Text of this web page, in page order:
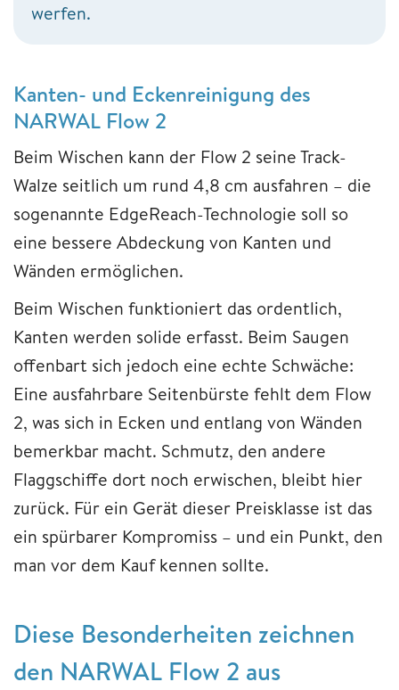
werfen.
Kanten- und Eckenreinigung des
NARWAL Flow 2
Beim Wischen kann der Flow 2 seine Track-
Walze seitlich um rund 4,8 cm ausfahren – die
sogenannte EdgeReach-Technologie soll so
eine bessere Abdeckung von Kanten und
Wänden ermöglichen.
Beim Wischen funktioniert das ordentlich,
Kanten werden solide erfasst. Beim Saugen
offenbart sich jedoch eine echte Schwäche:
Eine ausfahrbare Seitenbürste fehlt dem Flow
2, was sich in Ecken und entlang von Wänden
bemerkbar macht. Schmutz, den andere
Flaggschiffe dort noch erwischen, bleibt hier
zurück. Für ein Gerät dieser Preisklasse ist das
ein spürbarer Kompromiss – und ein Punkt, den
man vor dem Kauf kennen sollte.
Diese Besonderheiten zeichnen
den NARWAL Flow 2 aus